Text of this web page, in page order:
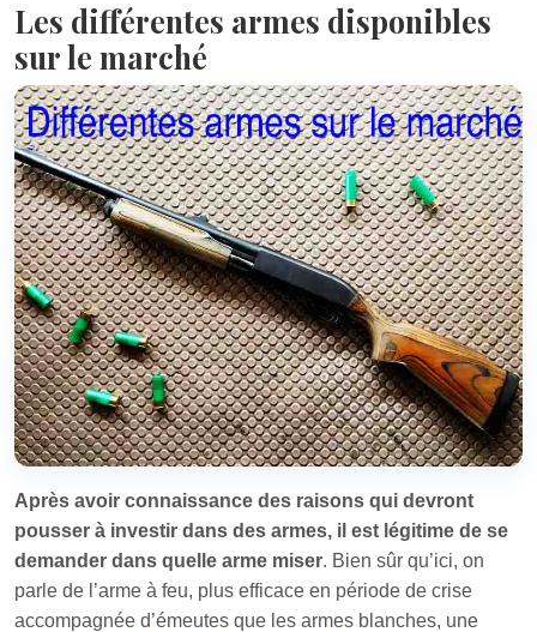
Les différentes armes disponibles
sur le marché
Après avoir connaissance des raisons qui devront
pousser à investir dans des armes, il est légitime de se
demander dans quelle arme miser. Bien sûr qu’ici, on
parle de l’arme à feu, plus efficace en période de crise
accompagnée d’émeutes que les armes blanches, une